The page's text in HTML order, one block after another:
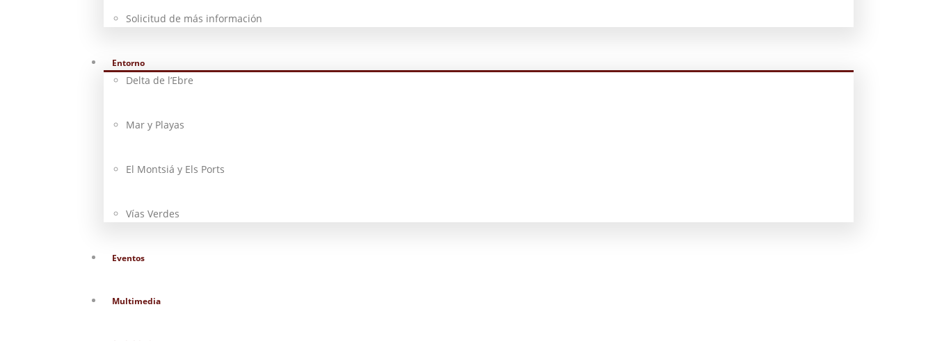
Solicitud de más información
Entorno
Delta de l’Ebre
Mar y Playas
El Montsiá y Els Ports
Vías Verdes
Eventos
Multimedia